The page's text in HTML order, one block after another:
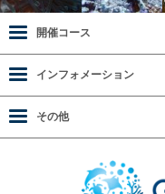
開催コース
インフォメーション
その他